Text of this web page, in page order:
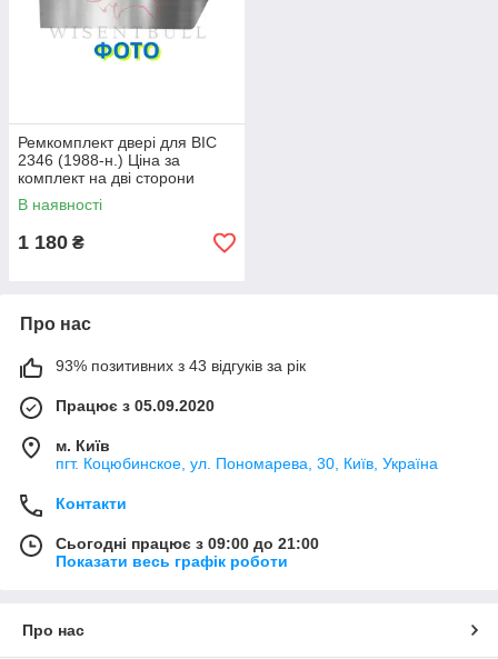
Ремкомплект двері для ВІС
2346 (1988-н.) Ціна за
комплект на дві сторони
В наявності
1 180 ₴
Про нас
93% позитивних з 43 відгуків за рік
Працює з 05.09.2020
м. Київ
пгт. Коцюбинское, ул. Пономарева, 30, Київ, Україна
Контакти
Сьогодні працює з 09:00 до 21:00
Показати весь графік роботи
Про нас